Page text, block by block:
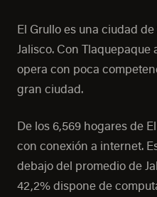
El Grullo es una ciudad
Jalisco. Con Tlaquepaque
opera con poca
gran ciudad.
De los 6,569 hogares de
con conexión a internet.
debajo del promedio de
42,2% dispone de